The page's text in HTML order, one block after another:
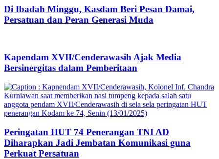
Di Ibadah Minggu, Kasdam Beri Pesan Damai,
Persatuan dan Peran Generasi Muda
Kapendam XVII/Cenderawasih Ajak Media
Bersinergitas dalam Pemberitaan
Peringatan HUT 74 Penerangan TNI AD
Diharapkan Jadi Jembatan Komunikasi guna
Perkuat Persatuan